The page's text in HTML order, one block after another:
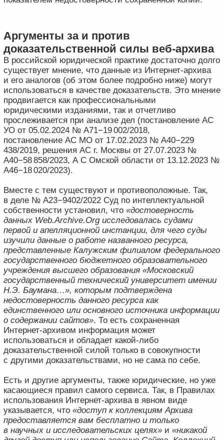
который для этого не создавался. А во-вторых,
и неизменности.
Какие бывают веб-архивы
Приведенная выше информация касается
«оригинального» Интернет-архива — «Wayback
Machine» (https://archive.org). Однако существуют
и иные сервисы, как в России, так и зарубежом,
решающие аналогичные задачи.
Наиболее известным в России аналогичным
сервисом является «Веб-архив» (web-arhive.ru)
от компании Webjustice. Его нередко путают
с оригинальным Интернет-архивом, считая вплоть
до российского представительства — функционал
сервисов действительно схожий.
Веб-архив — это зарегистрированный в Роспатенте
«Программный комплекс «Веб-архив.ру»,
который«предоставляет собой службу, назначением
и передача запросов на предоставление информации
о внешнем виде и содержании страниц в сети
Интернет по состоянию на определенную дату
в прошлом (архивные копии интернет-страниц)
в международную организацию The Internet Archive,
а также визуальное отображение полученных от нее
архивных копий интернет-страниц в русскоязычном
интерфейсе» . То есть Веб-архив — это не совсем
аналог Интернет-архива, а скорее инструмент более
удобного взаимодействия с оригинальным Интернет-
архивом. С одной стороны это удобно, но с другой —
он перенимает и все ограничения и правовые риски,
присущие «оригиналу».
Однако нельзя назвать Веб-архив лишь удобным
интерфейсом доступа к Интернет-архиву. Дело
в особенностях работы Веб-архива —
он «ретранслирует» сведения с некоторыми
ограничениями. Визуальное отображение страницы,
сохраненной в оригинальном Интернет-архиве, Веб-
архив покажет без изменений. Однако, судя по всему
имеет ограничения на количество копий страниц
в рамках одного дня (что было установлено
экспериментально). Так, например, для страницы
ya.ru за дату 10.03.2023 г. в оригинальном сервисе
«Интернет-архив» доступно 64 копии. А сервис Веб-
конкретной даты и не позволяет выбрать иную копию
в пределах этой даты. Это может стать важным
ограничением, если контент на целевом сайте
меняется быстрее, чем раз в день. Кроме того,
не ретранслируются технические данные —
например, изучение исходных текстов страниц,
а также их служебных заголовков, возможно только
при работе с оригинальным Интернет-архивом
напрямую.